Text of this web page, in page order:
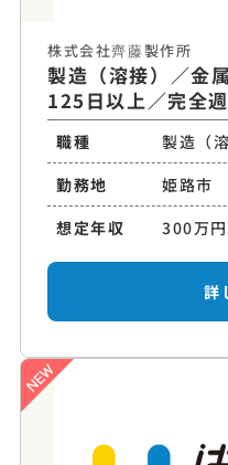
株式会社齊藤製作所
製造（溶接）／金
125日以上／完全
職種
製造（溶
勤務地
姫路市
想定年収
300万
詳